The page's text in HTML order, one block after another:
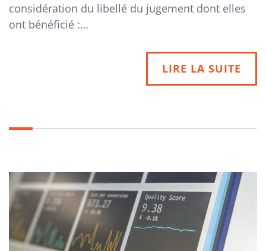
considération du libellé du jugement dont elles
ont bénéficié :…
LIRE LA SUITE